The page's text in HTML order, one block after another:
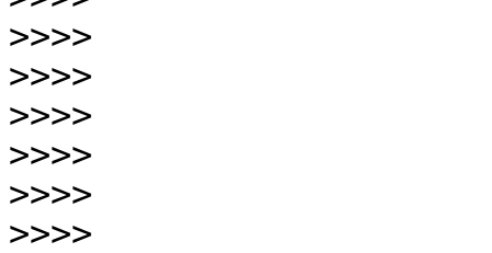
>>>>
>>>>
>>>>
>>>>
>>>>
>>>>